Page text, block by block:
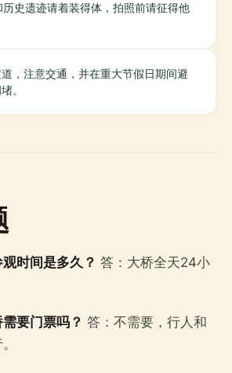
历史遗迹请着装得体，拍照前请征得他
，注意交通，并在重大节假日期间避
。
时间是多久？ 答：大桥全天24小
要门票吗？ 答：不需要，行人和